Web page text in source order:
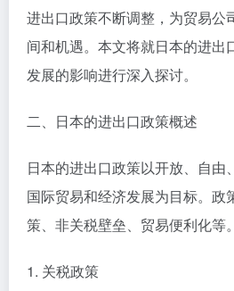
进出口政策不断调整，为贸易公
间和机遇。本文将就日本的进出
发展的影响进行深入探讨。
二、日本的进出口政策概述
日本的进出口政策以开放、自由
国际贸易和经济发展为目标。政
策、非关税壁垒、贸易便利化等。
1. 关税政策